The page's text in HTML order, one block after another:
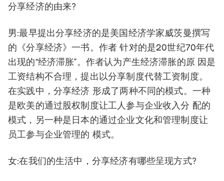
分享经济的由来?
男:最早提出分享经济的是美国经济学家威茨曼撰写
的《分享经济》一书。作者 针对的是20世纪70年代
出现的“经济滞胀”。作者认为产生经济滞胀的原 因是
工资结构不合理，提出以分享制度代替工资制度。
在实践中，分享经济 形成了两种不同的模式。一种
是欧美的通过股权制度让工人参与企业收入分 配的
模式，另一种是日本的通过企业文化和管理制度让
员工参与企业管理的 模式。
女:在我们的生活中，分享经济有哪些呈现方式?